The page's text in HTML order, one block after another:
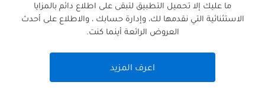
ما عليك إلا تحميل التطبيق لتبقى على اطلاع دائم بالمزايا
الاستثنائية التي نقدمها لك، وإدارة حسابك ، والاطلاع على أحدث
العروض الرائعة أينما كنت.
اعرف المزيد